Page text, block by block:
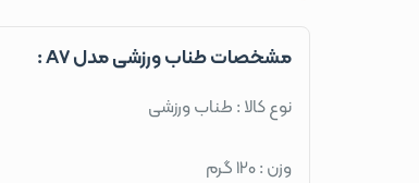
مشخصات طناب ورزشی مدل A7 :
نوع کالا : طناب ورزشی
وزن : 120 گرم